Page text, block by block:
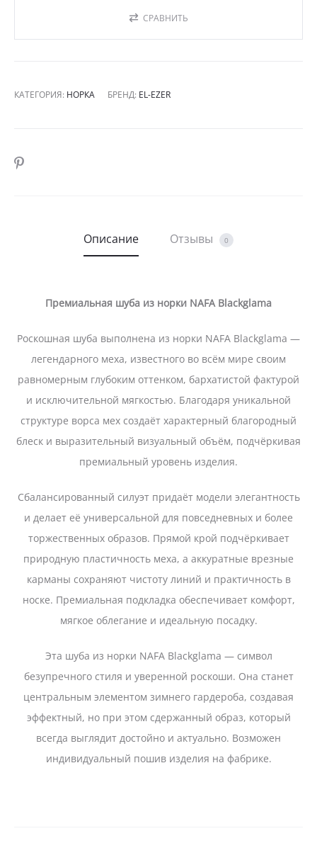
СРАВНИТЬ
КАТЕГОРИЯ: НОРКА БРЕНД: EL-EZER
SHARE
Описание Отзывы 0
Премиальная шуба из норки NAFA Blackglama
Роскошная шуба выполнена из норки NAFA Blackglama —
легендарного меха, известного во всём мире своим
равномерным глубоким оттенком, бархатистой фактурой
и исключительной мягкостью. Благодаря уникальной
структуре ворса мех создаёт характерный благородный
блеск и выразительный визуальный объём, подчёркивая
премиальный уровень изделия.
Сбалансированный силуэт придаёт модели элегантность
и делает её универсальной для повседневных и более
торжественных образов. Прямой крой подчёркивает
природную пластичность меха, а аккуратные врезные
карманы сохраняют чистоту линий и практичность в
носке. Премиальная подкладка обеспечивает комфорт,
мягкое облегание и идеальную посадку.
Эта шуба из норки NAFA Blackglama — символ
безупречного стиля и уверенной роскоши. Она станет
центральным элементом зимнего гардероба, создавая
эффектный, но при этом сдержанный образ, который
всегда выглядит достойно и актуально. Возможен
индивидуальный пошив изделия на фабрике.